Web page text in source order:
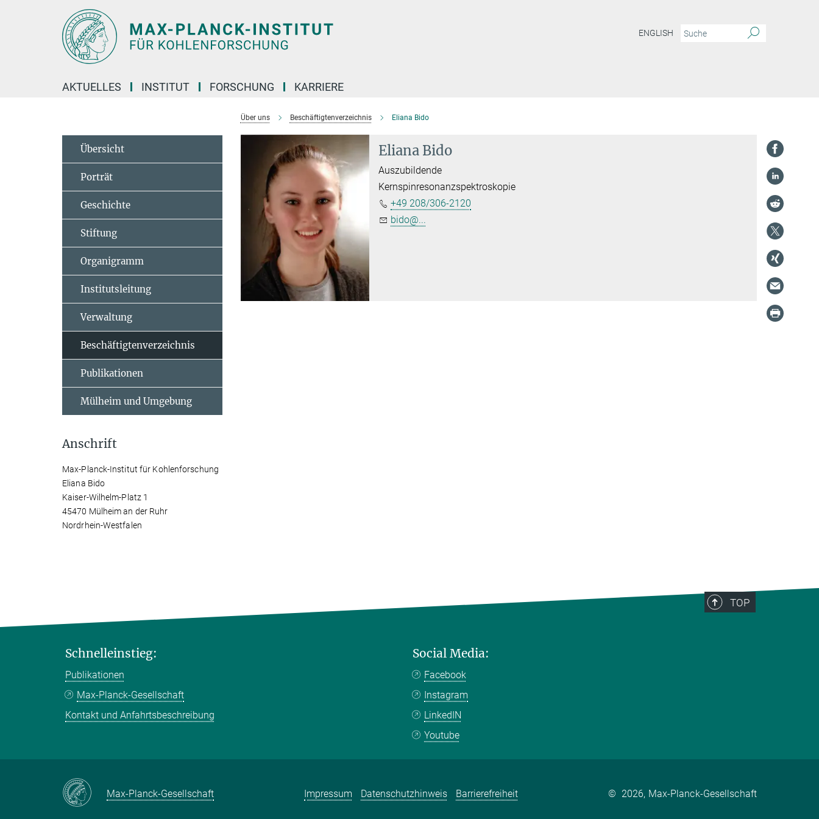
ENGLISH
AKTUELLES INSTITUT FORSCHUNG KARRIERE
Über uns Beschäftigtenverzeichnis Eliana Bido
Eliana Bido
Auszubildende
Kernspinresonanzspektroskopie
+49 208/306-2120
bido@...
Übersicht
Porträt
Geschichte
Stiftung
Organigramm
Institutsleitung
Verwaltung
Beschäftigtenverzeichnis
Publikationen
Mülheim und Umgebung
Anschrift
Max-Planck-Institut für Kohlenforschung
Eliana Bido
Kaiser-Wilhelm-Platz 1
45470 Mülheim an der Ruhr
Nordrhein-Westfalen
TOP
Schnelleinstieg:
Publikationen
Max-Planck-Gesellschaft
Kontakt und Anfahrtsbeschreibung
Social Media:
Facebook
Instagram
LinkedIN
Youtube
Max-Planck-Gesellschaft Impressum Datenschutzhinweis Barrierefreiheit © 2026, Max-Planck-Gesellschaft